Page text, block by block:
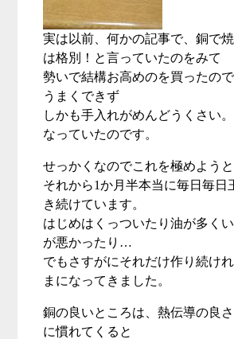
実は以前、何かの記事で、銅で
は格別！と言っていたのをみて
勢いで結構お高めのを買ったの
うまくできず
しかも手入れがめんどうくさい
なっていたのです。
せっかくなのでこれを極めようと
それから1か月半本当に毎日毎日
き続けています。
はじめはくっついたり油が多く
が悪かったり…
でもさすがにそれだけ作り続け
まになってきました。
銅の良いところは、熱伝導の良
に慣れてくると